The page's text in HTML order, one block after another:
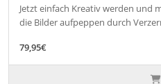
Jetzt einfach Kreativ werden und
die Bilder aufpeppen durch
79,95€